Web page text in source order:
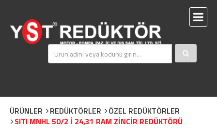
ÜRÜNLER REDÜKTÖRLER
ÖZEL REDÜKTÖRLER
SITI MNHL 50/2 İ 24,31 RAM ZİNCİR REDÜKTÖRÜ